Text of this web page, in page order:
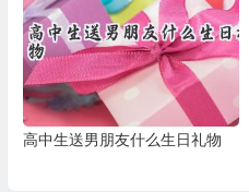
高中生送男朋友什么生日礼物